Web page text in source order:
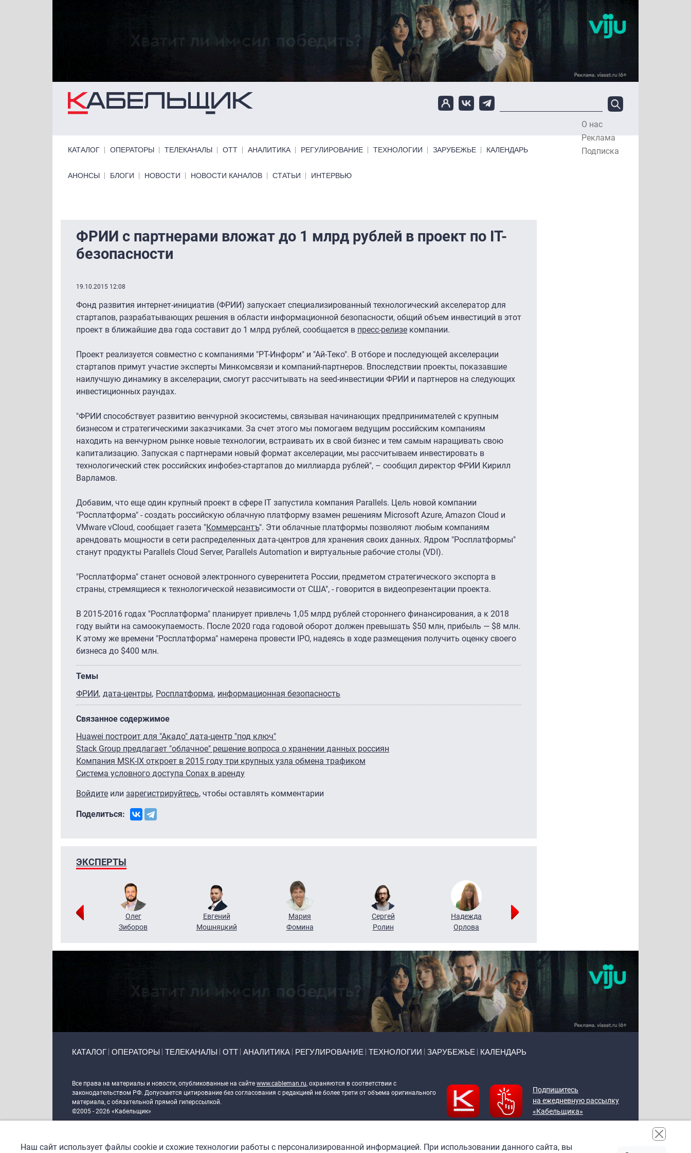
О нас
Реклама
Подписка
КАТАЛОГ ОПЕРАТОРЫ ТЕЛЕКАНАЛЫ ОТТ АНАЛИТИКА РЕГУЛИРОВАНИЕ ТЕХНОЛОГИИ ЗАРУБЕЖЬЕ КАЛЕНДАРЬ
Primary links bottom
АНОНСЫ БЛОГИ НОВОСТИ НОВОСТИ КАНАЛОВ СТАТЬИ ИНТЕРВЬЮ
ФРИИ с партнерами вложат до 1 млрд рублей в проект по IT-
безопасности
19.10.2015 12:08
Фонд развития интернет-инициатив (ФРИИ) запускает специализированный технологический акселератор для
стартапов, разрабатывающих решения в области информационной безопасности, общий объем инвестиций в этот
проект в ближайшие два года составит до 1 млрд рублей, сообщается в пресс-релизе компании.
Проект реализуется совместно с компаниями "РТ-Информ" и "Ай-Теко". В отборе и последующей акселерации
стартапов примут участие эксперты Минкомсвязи и компаний-партнеров. Впоследствии проекты, показавшие
наилучшую динамику в акселерации, смогут рассчитывать на seed-инвестиции ФРИИ и партнеров на следующих
инвестиционных раундах.
"ФРИИ способствует развитию венчурной экосистемы, связывая начинающих предпринимателей с крупным
бизнесом и стратегическими заказчиками. За счет этого мы помогаем ведущим российским компаниям
находить на венчурном рынке новые технологии, встраивать их в свой бизнес и тем самым наращивать свою
капитализацию. Запуская с партнерами новый формат акселерации, мы рассчитываем инвестировать в
технологический стек российских инфобез-стартапов до миллиарда рублей", – сообщил директор ФРИИ Кирилл
Варламов.
Добавим, что еще один крупный проект в сфере IT запустила компания Parallels. Цель новой компании
"Росплатформа" - создать российскую облачную платформу взамен решениям Microsoft Azure, Amazon Cloud и
VMware vCloud, сообщает газета "Коммерсантъ". Эти облачные платформы позволяют любым компаниям
арендовать мощности в сети распределенных дата-центров для хранения своих данных. Ядром "Росплатформы"
станут продукты Parallels Cloud Server, Parallels Automation и виртуальные рабочие столы (VDI).
"Росплатформа" станет основой электронного суверенитета России, предметом стратегического экспорта в
страны, стремящиеся к технологической независимости от США", - говорится в видеопрезентации проекта.
В 2015-2016 годах "Росплатформа" планирует привлечь 1,05 млрд рублей стороннего финансирования, а к 2018
году выйти на самоокупаемость. После 2020 года годовой оборот должен превышать $50 млн, прибыль — $8 млн.
К этому же времени "Росплатформа" намерена провести IPO, надеясь в ходе размещения получить оценку своего
бизнеса до $400 млн.
Темы
ФРИИ дата-центры Росплатформа информационная безопасность
Связанное содержимое
Huawei построит для "Акадо" дата-центр "под ключ"
Stack Group предлагает "облачное" решение вопроса о хранении данных россиян
Компания MSK-IX откроет в 2015 году три крупных узла обмена трафиком
Система условного доступа Conax в аренду
Войдите или зарегистрируйтесь, чтобы оставлять комментарии
Поделиться:
ЭКСПЕРТЫ
Олег
Зиборов
Евгений
Мошняцкий
Мария
Фомина
Сергей
Ролин
Надежда
Орлова
КАТАЛОГ ОПЕРАТОРЫ ТЕЛЕКАНАЛЫ ОТТ АНАЛИТИКА РЕГУЛИРОВАНИЕ ТЕХНОЛОГИИ ЗАРУБЕЖЬЕ КАЛЕНДАРЬ
Все права на материалы и новости, опубликованные на сайте www.cableman.ru, охраняются в соответствии с
законодательством РФ. Допускается цитирование без согласования с редакцией не более трети от объема оригинального
материала, с обязательной прямой гиперссылкой.
©2005 - 2026 «Кабельщик»
DrupalCoder — поддержка сайта c 2017 года
Подпишитесь
на ежедневную рассылку
«Кабельщика»
Наш сайт использует файлы cookie и схожие технологии работы с персонализированной информацией. При использовании данного сайта, вы